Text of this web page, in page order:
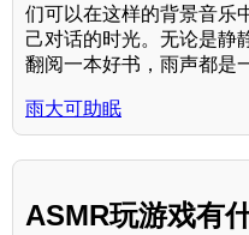
们可以在这样的背景音乐
己对话的时光。无论是静
翻阅一本好书，雨声都是
雨大可助眠
ASMR玩游戏有